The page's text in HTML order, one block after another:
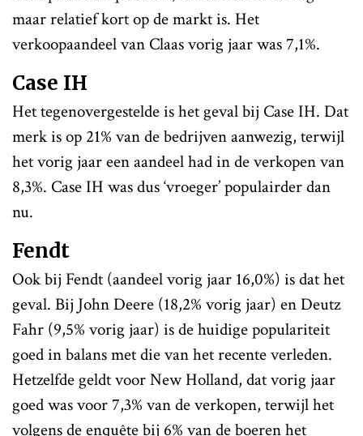
maar relatief kort op de markt is. Het
verkoopaandeel van Claas vorig jaar was 7,1%.
Case IH
Het tegenovergestelde is het geval bij Case IH. Dat
merk is op 21% van de bedrijven aanwezig, terwijl
het vorig jaar een aandeel had in de verkopen van
8,3%. Case IH was dus ‘vroeger’ populairder dan
nu.
Fendt
Ook bij Fendt (aandeel vorig jaar 16,0%) is dat het
geval. Bij John Deere (18,2% vorig jaar) en Deutz
Fahr (9,5% vorig jaar) is de huidige populariteit
goed in balans met die van het recente verleden.
Hetzelfde geldt voor New Holland, dat vorig jaar
goed was voor 7,3% van de verkopen, terwijl het
volgens de enquête bij 6% van de boeren het